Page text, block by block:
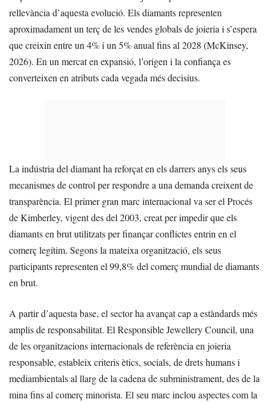
rellevància d’aquesta evolució. Els diamants representen
aproximadament un terç de les vendes globals de joieria i s’espera
que creixin entre un 4% i un 5% anual fins al 2028 (McKinsey,
2026). En un mercat en expansió, l’origen i la confiança es
converteixen en atributs cada vegada més decisius.
La indústria del diamant ha reforçat en els darrers anys els seus
mecanismes de control per respondre a una demanda creixent de
transparència. El primer gran marc internacional va ser el Procés
de Kimberley, vigent des del 2003, creat per impedir que els
diamants en brut utilitzats per finançar conflictes entrin en el
comerç legítim. Segons la mateixa organització, els seus
participants representen el 99,8% del comerç mundial de diamants
en brut.
A partir d’aquesta base, el sector ha avançat cap a estàndards més
amplis de responsabilitat. El Responsible Jewellery Council, una
de les organitzacions internacionals de referència en joieria
responsable, estableix criteris ètics, socials, de drets humans i
mediambientals al llarg de la cadena de subministrament, des de la
mina fins al comerç minorista. El seu marc inclou aspectes com la